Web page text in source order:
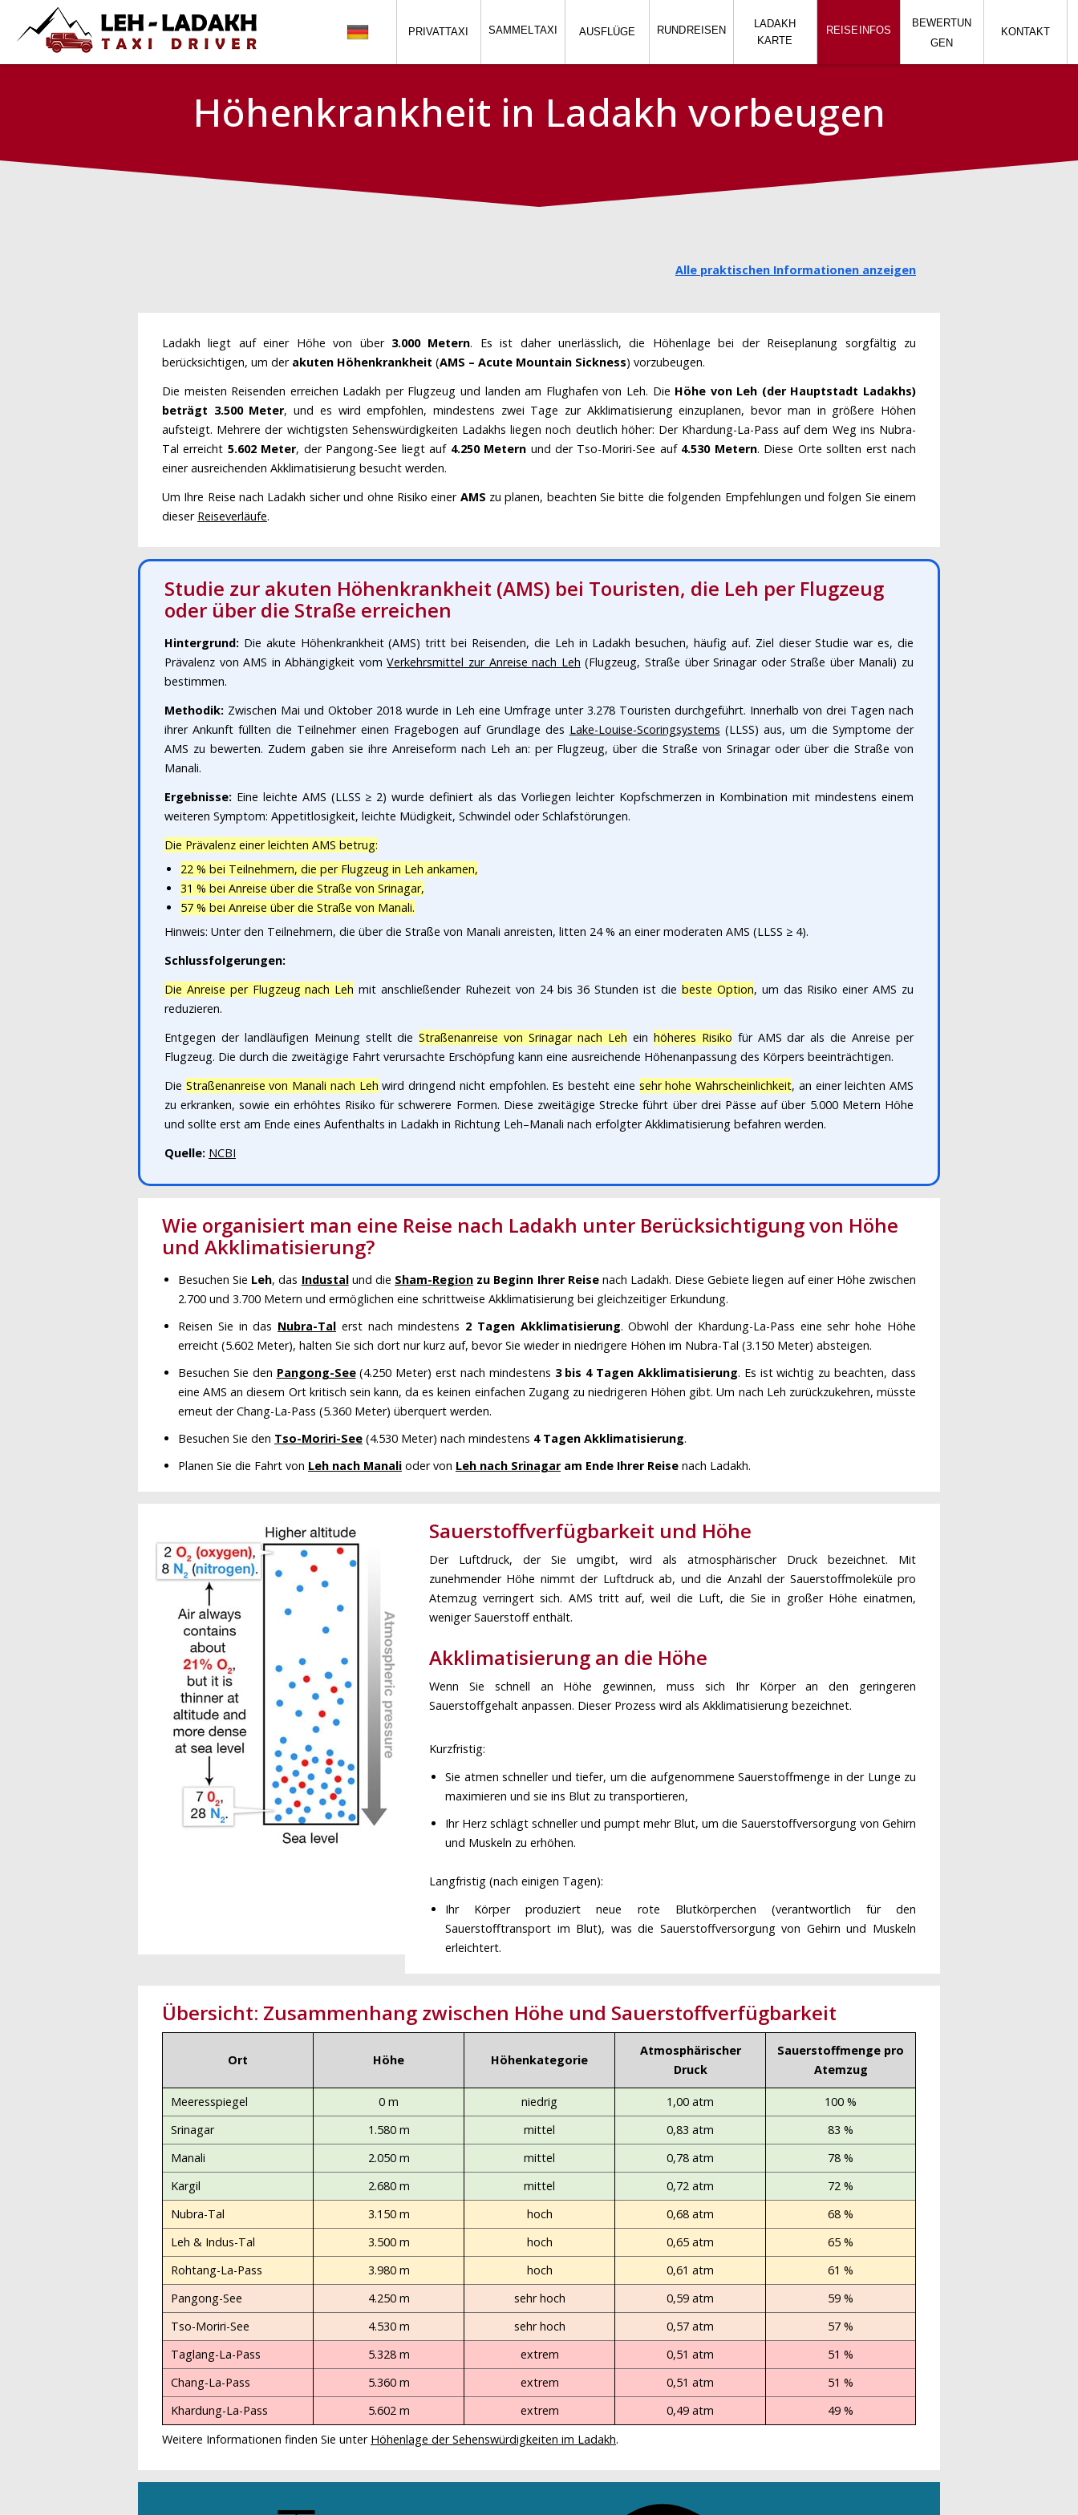
PRIVATTAXI SAMMELTAXI AUSFLÜGE RUND REISEN
LADAKH
KARTE
REISE INFOS
BEWERTUN
GEN
KONTAKT
Höhenkrankheit in Ladakh vorbeugen
Alle praktischen Informationen anzeigen
Ladakh liegt auf einer Höhe von über 3.000 Metern. Es ist daher unerlässlich, die Höhenlage bei der Reiseplanung sorgfältig zu
berücksichtigen, um der akuten Höhenkrankheit (AMS – Acute Mountain Sickness) vorzubeugen.
Die meisten Reisenden erreichen Ladakh per Flugzeug und landen am Flughafen von Leh. Die Höhe von Leh (der Hauptstadt Ladakhs)
beträgt 3.500 Meter, und es wird empfohlen, mindestens zwei Tage zur Akklimatisierung einzuplanen, bevor man in größere Höhen
aufsteigt. Mehrere der wichtigsten Sehenswürdigkeiten Ladakhs liegen noch deutlich höher: Der Khardung-La-Pass auf dem Weg ins Nubra-
Tal erreicht 5.602 Meter, der Pangong-See liegt auf 4.250 Metern und der Tso-Moriri-See auf 4.530 Metern. Diese Orte sollten erst nach
einer ausreichenden Akklimatisierung besucht werden.
Um Ihre Reise nach Ladakh sicher und ohne Risiko einer AMS zu planen, beachten Sie bitte die folgenden Empfehlungen und folgen Sie einem
dieser Reiseverläufe.
Studie zur akuten Höhenkrankheit (AMS) bei Touristen, die Leh per Flugzeug
oder über die Straße erreichen
Hintergrund: Die akute Höhenkrankheit (AMS) tritt bei Reisenden, die Leh in Ladakh besuchen, häufig auf. Ziel dieser Studie war es, die
Prävalenz von AMS in Abhängigkeit vomVerkehrsmittel zur Anreise nach Leh (Flugzeug, Straße über Srinagar oder Straße über Manali) zu
bestimmen.
Methodik: Zwischen Mai und Oktober 2018 wurde in Leh eine Umfrage unter 3.278 Touristen durchgeführt. Innerhalb von drei Tagen nach
ihrer Ankunft füllten die Teilnehmer einen Fragebogen auf Grundlage des Lake-Louise-Scoringsystems (LLSS) aus, um die Symptome der
AMS zu bewerten. Zudem gaben sie ihre Anreiseform nach Leh an: per Flugzeug, über die Straße von Srinagar oder über die Straße von
Manali.
Ergebnisse: Eine leichte AMS (LLSS ≥ 2) wurde definiert als das Vorliegen leichter Kopfschmerzen in Kombination mit mindestens einem
weiteren Symptom: Appetitlosigkeit, leichte Müdigkeit, Schwindel oder Schlafstörungen.
Die Prävalenz einer leichten AMS betrug:
22 % bei Teilnehmern, die per Flugzeug in Leh ankamen,
31 % bei Anreise über die Straße von Srinagar,
57 % bei Anreise über die Straße von Manali.
Hinweis: Unter den Teilnehmern, die über die Straße von Manali anreisten, litten 24 % an einer moderaten AMS (LLSS ≥ 4).
Schlussfolgerungen:
Die Anreise per Flugzeug nach Leh mit anschließender Ruhezeit von 24 bis 36 Stunden ist die beste Option, um das Risiko einer AMS zu
reduzieren.
Entgegen der landläufigen Meinung stellt dieStraßenanreise von Srinagar nach Leh ein höheres Risiko für AMS dar als die Anreise per
Flugzeug. Die durch die zweitägige Fahrt verursachte Erschöpfung kann eine ausreichende Höhenanpassung des Körpers beeinträchtigen.
Die Straßenanreise von Manali nach Leh wird dringend nicht empfohlen. Es besteht eine sehr hohe Wahrscheinlichkeit, an einer leichten AMS
zu erkranken, sowie ein erhöhtes Risiko für schwerere Formen. Diese zweitägige Strecke führt über drei Pässe auf über 5.000 Metern Höhe
und sollte erst am Ende eines Aufenthalts in Ladakh in Richtung Leh–Manali nach erfolgter Akklimatisierung befahren werden.
Quelle: NCBI
Wie organisiert man eine Reise nach Ladakh unter Berücksichtigung von Höhe
und Akklimatisierung?
Besuchen Sie Leh, das Industalund die Sham-Region zu Beginn Ihrer Reisenach Ladakh. Diese Gebiete liegen auf einer Höhe zwischen
2.700 und 3.700 Metern und ermöglichen eine schrittweise Akklimatisierung bei gleichzeitiger Erkundung.
Reisen Sie in das Nubra-Tal erst nach mindestens 2 Tagen Akklimatisierung. Obwohl der Khardung-La-Pass eine sehr hohe Höhe
erreicht (5.602 Meter), halten Sie sich dort nur kurz auf, bevor Sie wieder in niedrigere Höhen im Nubra-Tal (3.150 Meter) absteigen.
Besuchen Sie den Pangong-See(4.250 Meter) erst nach mindestens 3 bis 4 Tagen Akklimatisierung. Es ist wichtig zu beachten, dass
eine AMS an diesem Ort kritisch sein kann, da es keinen einfachen Zugang zu niedrigeren Höhen gibt. Um nach Leh zurückzukehren, müsste
erneut der Chang-La-Pass (5.360 Meter) überquert werden.
Besuchen Sie den Tso-Moriri-See (4.530 Meter) nach mindestens 4 Tagen Akklimatisierung.
Planen Sie die Fahrt von Leh nach Manali oder von Leh nach Srinagar am Ende Ihrer Reise nach Ladakh.
Sauerstoffverfügbarkeit und Höhe
Der Luftdruck, der Sie umgibt, wird als atmosphärischer Druck bezeichnet. Mit
zunehmender Höhe nimmt der Luftdruck ab, und die Anzahl der Sauerstoffmoleküle pro
Atemzug verringert sich. AMS tritt auf, weil die Luft, die Sie in großer Höhe einatmen,
weniger Sauerstoff enthält.
Akklimatisierung an die Höhe
Wenn Sie schnell an Höhe gewinnen, muss sich Ihr Körper an den geringeren
Sauerstoffgehalt anpassen. Dieser Prozess wird als Akklimatisierung bezeichnet.
Kurzfristig:
Sie atmen schneller und tiefer, um die aufgenommene Sauerstoffmenge in der Lunge zu
maximieren und sie ins Blut zu transportieren,
Ihr Herz schlägt schneller und pumpt mehr Blut, um die Sauerstoffversorgung von Gehirn
und Muskeln zu erhöhen.
Langfristig (nach einigen Tagen):
Ihr Körper produziert neue rote Blutkörperchen (verantwortlich für den
Sauerstofftransport im Blut), was die Sauerstoffversorgung von Gehirn und Muskeln
erleichtert.
Übersicht: Zusammenhang zwischen Höhe und Sauerstoffverfügbarkeit
Ort Höhe Höhenkategorie
Atmosphärischer
Druck
Sauerstoffmenge pro
Atemzug
Meeresspiegel 0 m niedrig 1,00 atm
100 %
Srinagar
1.580 m mittel 0,83 atm
83 %
Manali
2.050 m mittel 0,78 atm
78 %
Kargil
2.680 m mittel 0,72 atm
72 %
Nubra-Tal
3.150 m hoch 0,68 atm
68 %
Leh & Indus-Tal
3.500 m hoch 0,65 atm
65 %
Rohtang-La-Pass
3.980 m hoch 0,61 atm
61 %
Pangong-See
4.250 m sehr hoch 0,59 atm
59 %
Tso-Moriri-See
4.530 m sehr hoch 0,57 atm
57 %
Taglang-La-Pass
5.328 m extrem 0,51 atm
51 %
Chang-La-Pass
5.360 m extrem 0,51 atm
51 %
Khardung-La-Pass
5.602 m extrem 0,49 atm
49 %
Weitere Informationen finden Sie unter Höhenlage der Sehenswürdigkeiten im Ladakh.